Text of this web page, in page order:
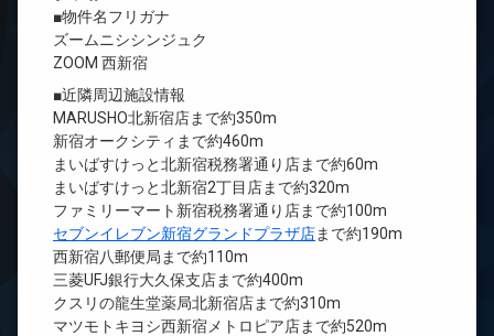
■物件名フリガナ
ズームニシシンジュク
ZOOM 西新宿
■近隣周辺施設情報
MARUSHO北新宿店まで約350m
新宿オークシティまで約460m
まいばすけっと北新宿税務署通り店まで約60m
まいばすけっと北新宿2丁目店まで約320m
ファミリーマート新宿税務署通り店まで約100m
セブンイレブン新宿グランドプラザ店まで約190m
西新宿八郵便局まで約110m
三菱UFJ銀行大久保支店まで約400m
クスリの龍生堂薬局北新宿店まで約310m
マツモトキヨシ西新宿メトロピア店まで約520m